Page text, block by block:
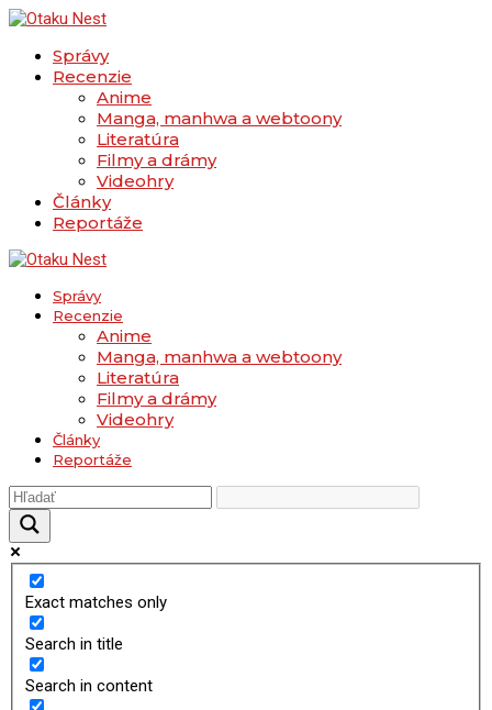
Správy
Recenzie
Anime
Manga, manhwa a webtoony
Literatúra
Filmy a drámy
Videohry
Články
Reportáže
Správy
Recenzie
Anime
Manga, manhwa a webtoony
Literatúra
Filmy a drámy
Videohry
Články
Reportáže
Exact matches only
Search in title
Search in content